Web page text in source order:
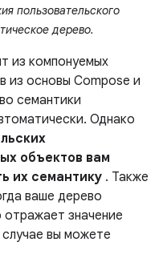
пользовательского
дерево.
из компонуемых
из основы Compose и
семантики
Однако
объектов вам
их семантику . Также
ваше дерево
отражает значение
вы можете